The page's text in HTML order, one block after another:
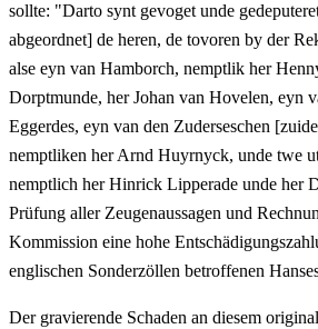
sollte: "Darto synt gevoget unde
abgeordnet] de heren, de tovoren by der
alse eyn van Hamborch, nemptlik her
Dorptmunde, her Johan van Hovelen, eyn
Eggerdes, eyn van den Zuderseschen
nemptliken her Arnd Huyrnyck, unde twe
nemptlich her Hinrick Lipperade unde her
Prüfung aller Zeugenaussagen und
Kommission eine hohe
englischen Sonderzöllen betroffenen
Der gravierende Schaden an diesem